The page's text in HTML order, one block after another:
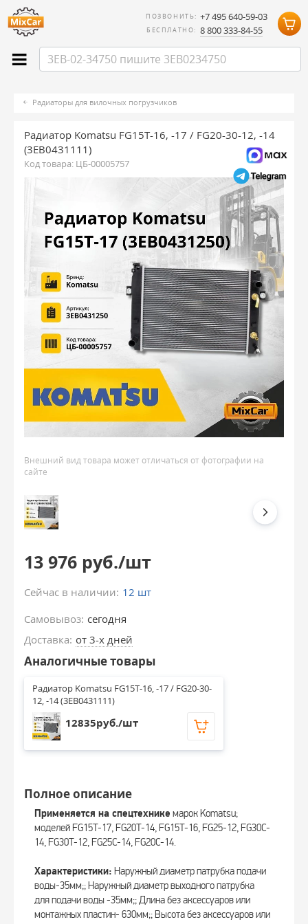
ПОЗВОНИТЬ: +7 495 640-59-03
БЕСПЛАТНО: 8 800 333-84-55
Радиаторы для вилочных погрузчиков
Радиатор Komatsu FG15T-16, -17 / FG20-30-12, -14
(3EB0431111)
Код товара: ЦБ-00005757
Внешний вид товара может отличаться от фотографии на
сайте
13 976 руб./шт
Сейчас в наличии: 12 шт
Самовывоз: сегодня
Доставка: от 3-х дней
Аналогичные товары
Радиатор Komatsu FG15T-16, -17 / FG20-30-
12, -14 (3EB0431111)
12835руб./шт
Полное описание
Применяется на спецтехнике марок Komatsu;
моделей FG15T-17, FG20T-14, FG15T-16, FG25-12, FG30C-
14, FG30T-12, FG25C-14, FG20C-14.
Характеристики: Наружный диаметр патрубка подачи
воды-35мм;; Наружный диаметр выходного патрубка
для подачи воды -35мм;; Длина без аксессуаров или
монтажных пластин- 630мм;; Высота без аксессуаров или